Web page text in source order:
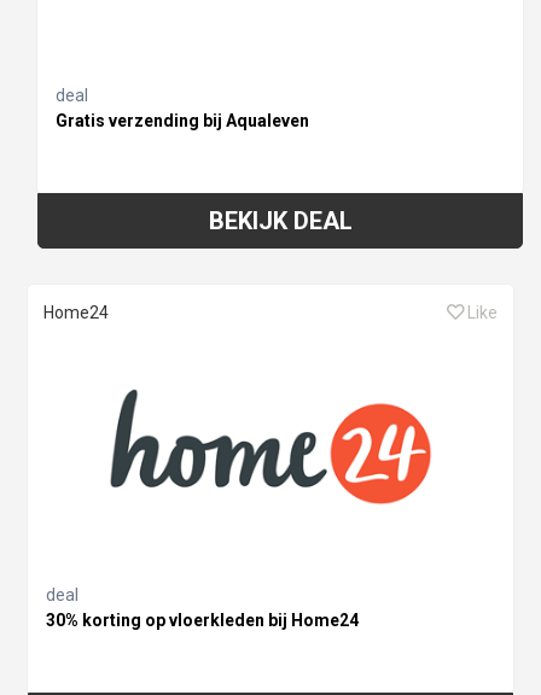
deal
Gratis verzending bij Aqualeven
BEKIJK DEAL
Home24 Like
deal
30% korting op vloerkleden bij Home24